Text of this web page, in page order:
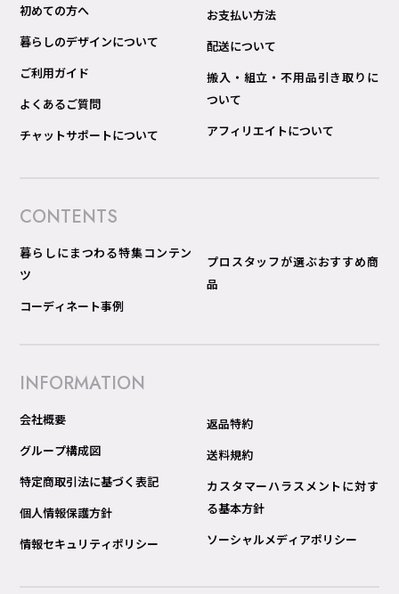
初めての方へ
暮らしのデザインについて
ご利用ガイド
よくあるご質問
チャットサポートについて
お支払い方法
配送について
搬入・組立・不用品引き取りに
ついて
アフィリエイトについて
CONTENTS
暮らしにまつわる特集コンテン
ツ
コーディネート事例
プロスタッフが選ぶおすすめ商
品
INFORMATION
会社概要
グループ構成図
特定商取引法に基づく表記
個人情報保護方針
情報セキュリティポリシー
返品特約
送料規約
カスタマーハラスメントに対す
る基本方針
ソーシャルメディアポリシー